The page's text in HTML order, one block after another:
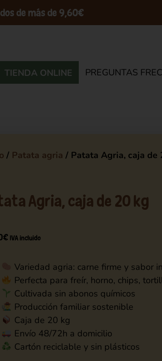
de más de 9,60€
TIENDA ONLINE PREGUNTAS
/ Patata agria / Patata Agria, caja de
Agria, caja de 20 kg
€ IVA incluido
Variedad agria: carne firme y sabor
Perfecta para freír, horno, chips,
Cultivada sin abonos químicos
Producción familiar sostenible
Caja de 20 kg
Envío 48/72h a domicilio
Cartón reciclable y sin plásticos